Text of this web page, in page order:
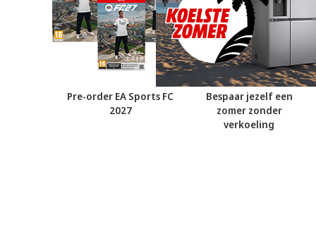
Pre-order EA Sports FC
2027
Bespaar jezelf een
zomer zonder
verkoeling